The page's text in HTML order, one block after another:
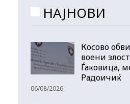
НАЈНОВИ
Косово
воени
Ѓаковица,
Радоичиќ
06/08/2026